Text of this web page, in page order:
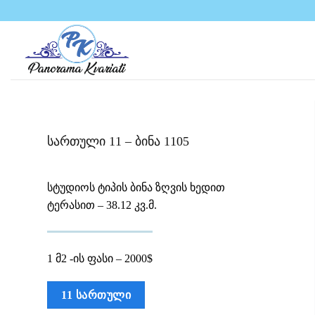
სართული 11 – ბინა 1105
სტუდიოს ტიპის ბინა ზღვის ხედით
ტერასით – 38.12 კვ.მ.
1 მ2 -ის ფასი – 2000$
11 ᲡᲐᲠᲗᲣᲚᲘ